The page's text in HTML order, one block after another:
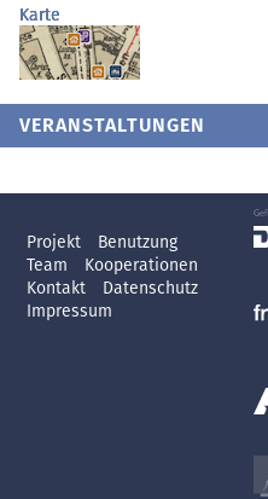
Karte
VERANSTALTUNGEN
Projekt
Benutzung
Team
Kooperationen
Kontakt
Datenschutz
Impressum